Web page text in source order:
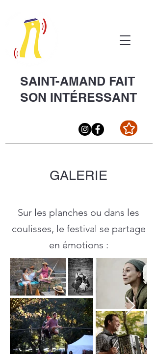
SAINT-AMAND FAIT
SON INTÉRESSANT
GALERIE
Sur les planches ou dans les
coulisses, le festival se partage
en émotions :